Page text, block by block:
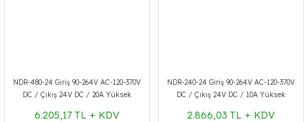
NDR-480-24 Giriş 90-264V AC-120-370V
DC / Çıkış 24V DC / 20A Yüksek
6.205,17 TL + KDV
NDR-240-24 Giriş 90-264V AC-120-370V
DC / Çıkış 24V DC / 10A Yüksek
2.866,03 TL + KDV